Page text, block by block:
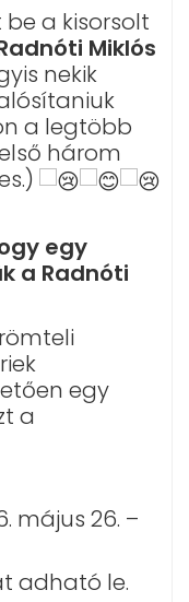
a kisorsolt
Miklós
nekik
a legtöbb
három
egy
a Radnóti
egy
a
május 26. –
adható le.